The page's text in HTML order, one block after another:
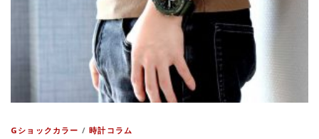
Gショックカラー /時計コラム